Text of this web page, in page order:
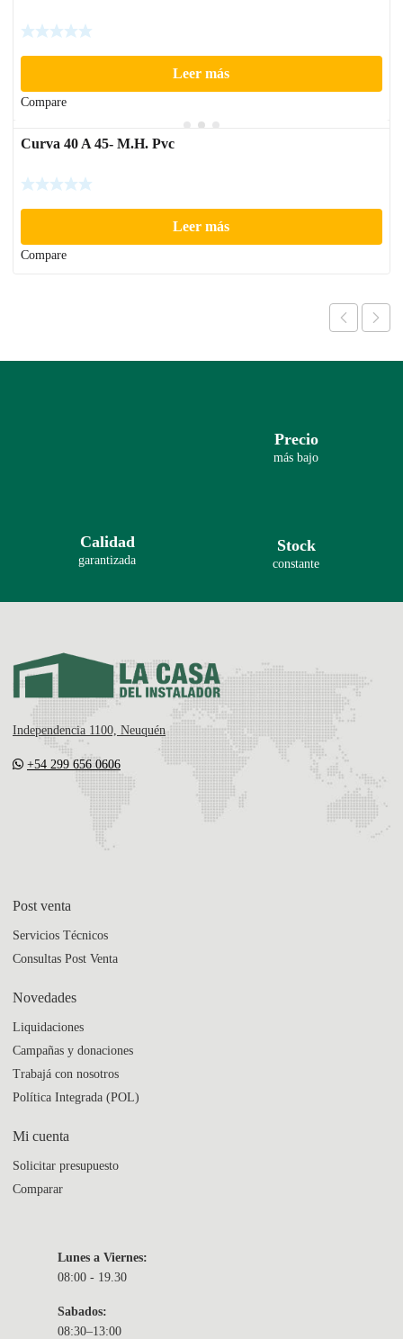
Leer más
Compare
Curva 40 A 45- M.H. Pvc
Leer más
Compare
Precio
más bajo
Calidad
garantizada
Stock
constante
Independencia 1100, Neuquén
+54 299 656 0606
Post venta
Servicios Técnicos
Consultas Post Venta
Novedades
Liquidaciones
Campañas y donaciones
Trabajá con nosotros
Política Integrada (POL)
Mi cuenta
Solicitar presupuesto
Comparar
Lunes a Viernes:
08:00 - 19.30
Sabados:
08:30–13:00